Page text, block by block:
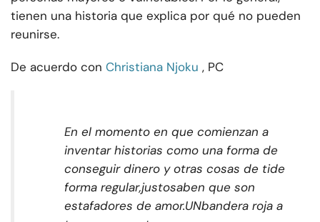
tienen una historia que explica por qué no pueden
reunirse.
De acuerdo con Christiana Njoku , PC
En el momento en que comienzan a
inventar historias como una forma de
conseguir dinero y otras cosas de tide
forma regular,justosaben que son
estafadores de amor.UNbandera roja a